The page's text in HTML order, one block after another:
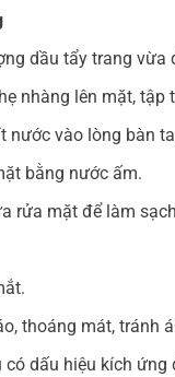
dầu tẩy trang vừa
nhàng lên mặt,
nước vào lòng bàn
bằng nước ấm.
rửa mặt để làm
thoáng mát, tránh
có dấu hiệu kích ứng